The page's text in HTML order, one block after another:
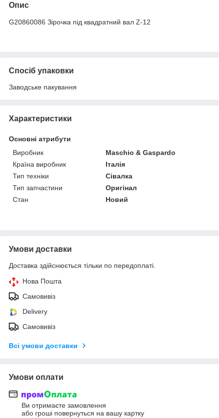
Опис
G20860086 Зірочка під квадратний вал Z-12
Спосіб упаковки
Заводське пакування
Характеристики
Основні атрибути
Виробник
Maschio & Gaspardo
Країна виробник
Італія
Тип техніки
Сівалка
Тип запчастини
Оригінал
Стан
Новий
Умови доставки
Доставка здійснюється тільки по передоплаті.
Нова Пошта
Самовивіз
Delivery
Самовивіз
Всі умови доставки
Умови оплати
Ви отримаєте замовлення
або гроші повернуться на вашу картку